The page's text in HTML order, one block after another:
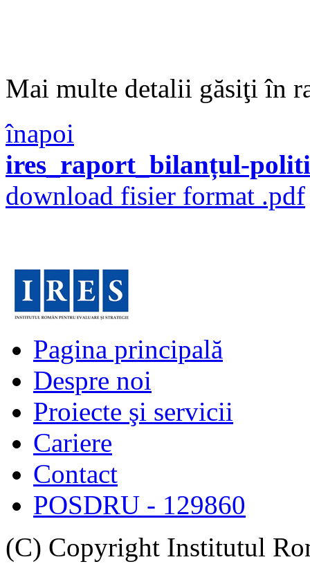
Mai multe detalii găsiţi în
înapoi
ires_raport_bilanțul-
download fisier format .pdf
Pagina principală
Despre noi
Proiecte şi servicii
Cariere
Contact
POSDRU - 129860
(C) Copyright Institutul